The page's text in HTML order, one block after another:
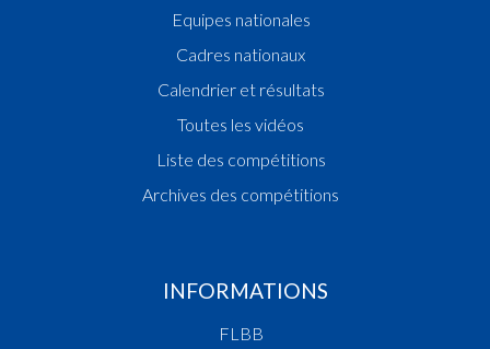
Equipes nationales
Cadres nationaux
Calendrier et résultats
Toutes les vidéos
Liste des compétitions
Archives des compétitions
INFORMATIONS
FLBB